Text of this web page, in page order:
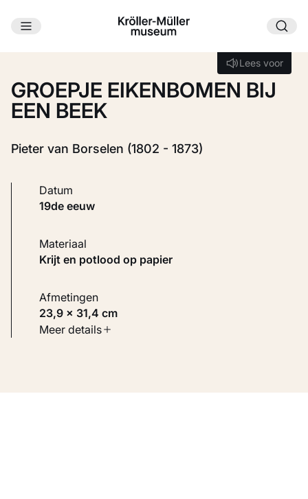
Ga naar hoofdinhoud
Lees voor
Lees voor
GROEPJE EIKENBOMEN BIJ
EEN BEEK
Pieter van Borselen (1802 - 1873)
Datum
19de eeuw
Materiaal
Krijt en potlood op papier
Afmetingen
23,9 × 31,4 cm
Soort werk
Meer details